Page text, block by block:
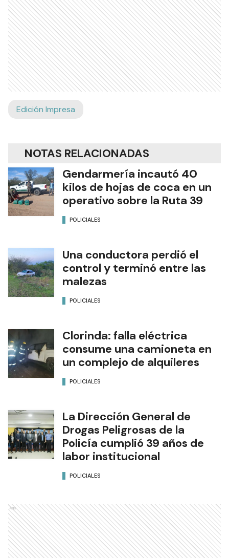
Edición Impresa
NOTAS RELACIONADAS
Gendarmería incautó 40
kilos de hojas de coca en un
operativo sobre la Ruta 39
POLICIALES
Una conductora perdió el
control y terminó entre las
malezas
POLICIALES
Clorinda: falla eléctrica
consume una camioneta en
un complejo de alquileres
POLICIALES
La Dirección General de
Drogas Peligrosas de la
Policía cumplió 39 años de
labor institucional
POLICIALES
Ads